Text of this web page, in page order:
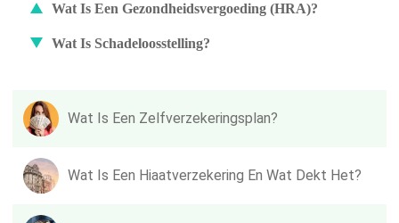
Wat Is Een Gezondheidsvergoeding (HRA)?
Wat Is Schadeloosstelling?
Wat Is Een Zelfverzekeringsplan?
Wat Is Een Hiaatverzekering En Wat Dekt Het?